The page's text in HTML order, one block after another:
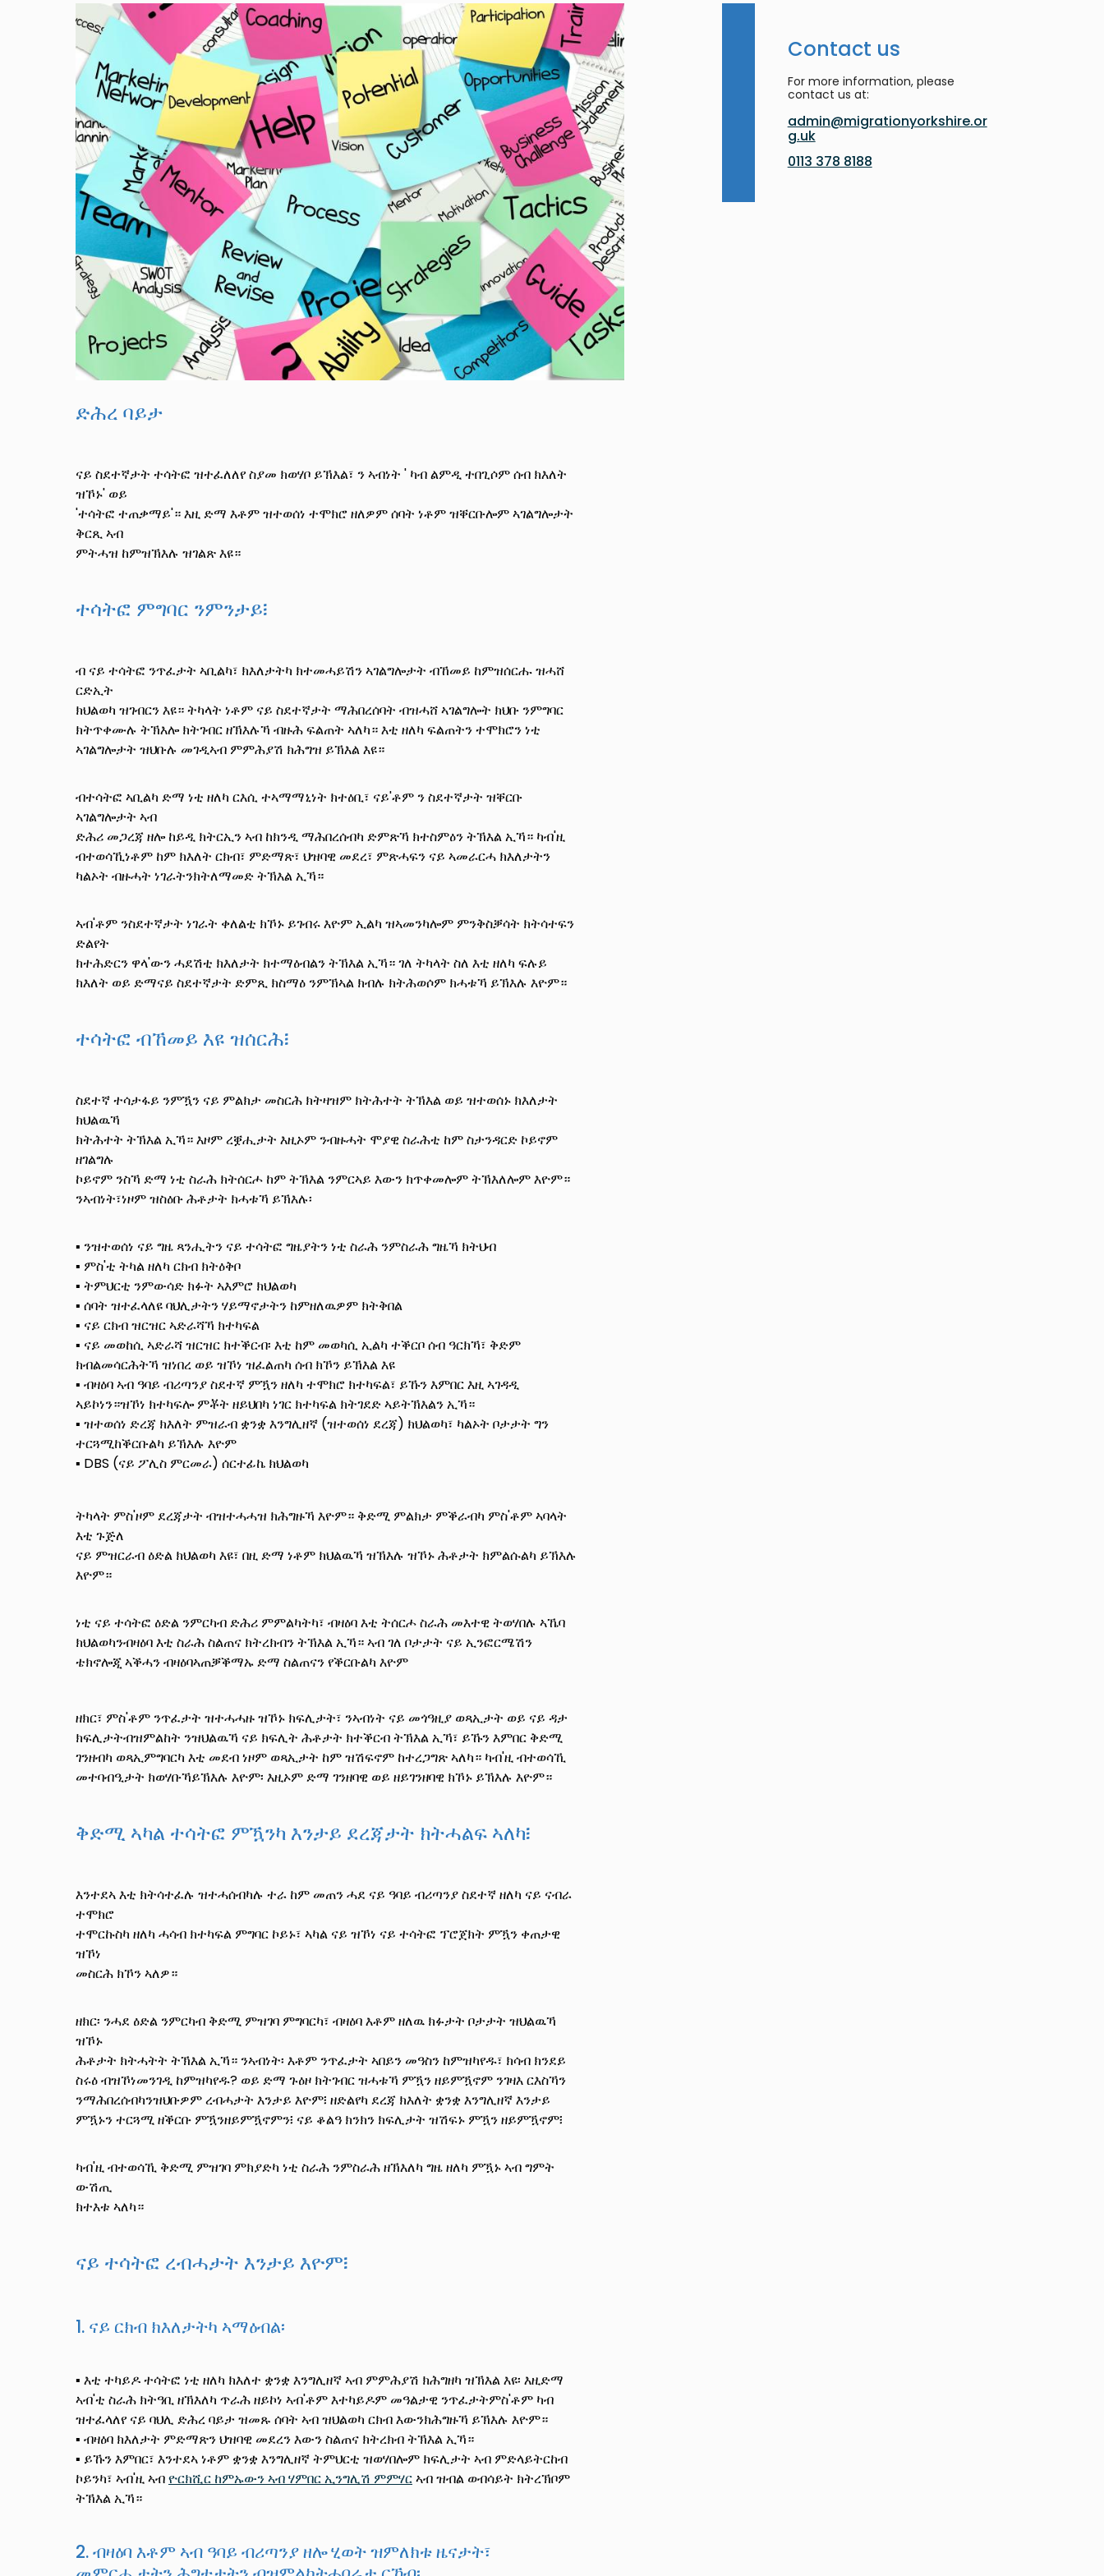
Image
ድሕረ ባይታ
ናይ ስደተኛታት ተሳትፎ ዝተፈለለየ ስያመ ክወሃቦ ይኽእል፣ ን ኣብነት ' ካብ ልምዲ ተበጊሶም ሰብ ክእለት
ዝኾኑ' ወይ
'ተሳትፎ ተጠቃማይ'። እዚ ድማ እቶም ዝተወሰነ ተሞክሮ ዘለዎም ሰባት ነቶም ዝቐርቡሎም ኣገልግሎታት
ቅርጺ ኣብ
ምትሓዝ ከምዝኽእሉ ዝገልጽ እዩ።
ተሳትፎ ምግባር ንምንታይ፧
ብ ናይ ተሳትፎ ንጥፈታት ኣቢልካ፣ ክእለታትካ ክተመሓይሽን ኣገልግሎታት ብኸመይ ከምዝሰርሑ ዝሓሸ
ርድኢት
ክህልወካ ዝገብርን እዩ። ትካላት ነቶም ናይ ስደተኛታት ማሕበረሰባት ብዝሓሸ ኣገልግሎት ክህቡ ንምግባር
ክትጥቀሙሉ ትኽእሎ ክትገብር ዘኽእሉኻ ብዙሕ ፍልጠት ኣለካ። እቲ ዘለካ ፍልጠትን ተሞክሮን ነቲ
ኣገልግሎታት ዝህቡሉ መገዲኣብ ምምሕያሽ ክሕግዝ ይኽእል እዩ።
ብተሳትፎ ኣቢልካ ድማ ነቲ ዘለካ ርእሲ ተኣማማኒነት ክተዕቢ፣ ናይ'ቶም ን ስደተኛታት ዝቐርቡ
ኣገልግሎታት ኣብ
ድሕሪ መጋረጃ ዘሎ ከይዲ ክትርኢን ኣብ ከክንዲ ማሕበረሰብካ ድምጽኻ ክተስምዕን ትኽእል ኢኻ። ካብ'ዚ
ብተወሳኺነቶም ከም ክእለት ርክብ፣ ምድማጽ፣ ህዝባዊ መደረ፣ ምጽሓፍን ናይ ኣመራርሓ ክእለታትን
ካልኦት ብዙሓት ነገራትንክትለማመድ ትኽእል ኢኻ።
ኣብ'ቶም ንስደተኛታት ነገራት ቀለልቲ ክኾኑ ይገብሩ እዮም ኢልካ ዝኣመንካሎም ምንቅስቓሳት ክትሳተፍን
ድልየት
ክተሕድርን ዋላ'ውን ሓደሽቲ ክእለታት ክተማዕብልን ትኽእል ኢኻ። ገለ ትካላት ስለ እቲ ዘለካ ፍሉይ
ክእለት ወይ ድማናይ ስደተኛታት ድምጺ ክስማዕ ንምኽኣል ክብሉ ክትሕወሶም ክሓቱኻ ይኽእሉ እዮም።
ተሳትፎ ብኸመይ እዩ ዝሰርሕ፧
ስደተኛ ተሳታፋይ ንምዃን ናይ ምልክታ መስርሕ ክትዛዝም ክትሕተት ትኽእል ወይ ዝተወሰኑ ክእለታት
ክህልዉኻ
ክትሕተት ትኽእል ኢኻ። እዞም ረቛሒታት እዚኦም ንብዙሓት ሞያዊ ስራሕቲ ከም ስታንዳርድ ኮይኖም
ዘገልግሉ
ኮይኖም ንስኻ ድማ ነቲ ስራሕ ክትሰርሖ ከም ትኽእል ንምርኣይ እውን ክጥቀመሎም ትኽእለሎም እዮም።
ንኣብነት፣ነዞም ዝስዕቡ ሕቶታት ክሓቱኻ ይኽእሉ፡
▪ ንዝተወሰነ ናይ ግዜ ጻንሒትን ናይ ተሳትፎ ግዜያትን ነቲ ስራሕ ንምስራሕ ግዜኻ ክትህብ
▪ ምስ'ቲ ትካል ዘለካ ርክብ ክትዕቅቦ
▪ ትምህርቲ ንምውሳድ ክፉት ኣእምሮ ክህልወካ
▪ ሰባት ዝተፈላለዩ ባህሊታትን ሃይማኖታትን ከምዘለዉዎም ክትቅበል
▪ ናይ ርክብ ዝርዝር ኣድራሻኻ ክተካፍል
▪ ናይ መወከሲ ኣድራሻ ዝርዝር ክተቕርብ፡ እቲ ከም መወካሲ ኢልካ ተቕርቦ ሰብ ዓርክኻ፣ ቅድም
ክብልመሳርሕትኻ ዝነበረ ወይ ዝኾነ ዝፈልጠካ ሰብ ክኾን ይኽእል እዩ
▪ ብዛዕባ ኣብ ዓባይ ብሪጣንያ ስደተኛ ምዃን ዘለካ ተሞክሮ ክተካፍል፣ ይኹን እምበር እዚ ኣገዳዲ
ኣይኮነን።ዝኾነ ክተካፍሎ ምቾት ዘይህበካ ነገር ክተካፍል ክትገደድ ኣይትኽእልን ኢኻ።
▪ ዝተወሰነ ድረጃ ክእለት ምዝራብ ቋንቋ እንግሊዘኛ (ዝተወሰነ ደረጃ) ክህልወካ፣ ካልኦት ቦታታት ግን
ተርጓሚከቕርቡልካ ይኽእሉ እዮም
▪ DBS (ናይ ፖሊስ ምርመራ) ሰርተፊኬ ክህልወካ
ትካላት ምስ'ዞም ደረጃታት ብዝተሓሓዝ ክሕግዙኻ እዮም። ቅድሚ ምልክታ ምቕራብካ ምስ'ቶም ኣባላት
እቲ ጉጅለ
ናይ ምዝርራብ ዕድል ክህልወካ እዩ፣ በዚ ድማ ነቶም ክህልዉኻ ዝኽእሉ ዝኾኑ ሕቶታት ክምልሱልካ ይኽእሉ
እዮም።
ነቲ ናይ ተሳትፎ ዕድል ንምርካብ ድሕሪ ምምልካትካ፣ ብዛዕባ እቲ ትሰርሖ ስራሕ መእተዊ ትወሃበሉ ኣኼባ
ክህልወካንብዛዕባ እቲ ስራሕ ስልጠና ክትረክብን ትኽእል ኢኻ። ኣብ ገለ ቦታታት ናይ ኢንፎርሜሽን
ቴክኖሎጂ ኣቕሓን ብዛዕባኣጠቓቕማኡ ድማ ስልጠናን የቕርቡልካ እዮም
ዘክር፣ ምስ'ቶም ንጥፈታት ዝተሓሓዙ ዝኾኑ ክፍሊታት፣ ንኣብነት ናይ መጎዓዚያ ወጻኢታት ወይ ናይ ዳታ
ክፍሊታትብዝምልከት ንዝህልዉኻ ናይ ክፍሊት ሕቶታት ክተቕርብ ትኽእል ኢኻ፣ ይኹን እምበር ቅድሚ
ገንዘብካ ወጻኢምግባርካ እቲ መደብ ነዞም ወጻኢታት ከም ዝሽፍኖም ከተረጋግጽ ኣለካ። ካብ'ዚ ብተወሳኺ
መተባብዒታት ክወሃቡኻይኽእሉ እዮም፡ እዚኦም ድማ ገንዘባዊ ወይ ዘይገንዘባዊ ክኾኑ ይኽእሉ እዮም።
ቅድሚ ኣካል ተሳትፎ ምዃንካ እንታይ ደረጃታት ክትሓልፍ ኣለካ፧
እንተደኣ እቲ ክትሳተፈሉ ዝተሓሰብካሉ ተራ ከም መጠን ሓደ ናይ ዓባይ ብሪጣንያ ስደተኛ ዘለካ ናይ ናብራ
ተሞክሮ
ተሞርኩስካ ዘለካ ሓሳብ ክተካፍል ምግባር ኮይኑ፣ ኣካል ናይ ዝኾነ ናይ ተሳትፎ ፕሮጀክት ምዃን ቀጠታዊ
ዝኾነ
መስርሕ ክኾን ኣለዎ።
ዘክር፡ ንሓደ ዕድል ንምርካብ ቅድሚ ምዝገባ ምግባርካ፣ ብዛዕባ እቶም ዘለዉ ክፉታት ቦታታት ዝህልዉኻ
ዝኾኑ
ሕቶታት ክትሓትት ትኽእል ኢኻ። ንኣብነት፡ እቶም ንጥፈታት ኣበይን መዓስን ከምዝካየዱ፣ ክሳብ ክንደይ
ስሩዕ ብዝኾነመንገዲ ከምዝካየዱ? ወይ ድማ ጉዕዞ ክትገብር ዝሓቱኻ ምዃን ዘይምዃኖም ንገዛእ ርእስኻን
ንማሕበረሰብካንዝህቡዎም ረብሓታት እንታይ እዮም፧ ዘድልየካ ደረጃ ክእለት ቋንቋ እንግሊዘኛ እንታይ
ምዃኑን ተርጓሚ ዘቕርቡ ምዃንዘይምዃኖምን፧ ናይ ቆልዓ ክንክን ክፍሊታት ዝሽፍኑ ምዃን ዘይምዃኖም፧
ካብ'ዚ ብተወሳኺ ቅድሚ ምዝገባ ምክያድካ ነቲ ስራሕ ንምስራሕ ዘኽእለካ ግዜ ዘለካ ምዃኑ ኣብ ግምት
ውሽጢ
ክተእቱ ኣለካ።
ናይ ተሳትፎ ረብሓታት እንታይ እዮም፧
1. ናይ ርክብ ክእለታትካ ኣማዕብል፡
▪ እቲ ተካይዶ ተሳትፎ ነቲ ዘለካ ክእለተ ቋንቋ እንግሊዘኛ ኣብ ምምሕያሽ ክሕግዘካ ዝኽእል እዩ፡ እዚድማ
ኣብ'ቲ ስራሕ ክትዓቢ ዘኽእለካ ጥራሕ ዘይኮነ ኣብ'ቶም እተካይዶም መዓልታዊ ንጥፈታትምስ'ቶም ካብ
ዝተፈላለየ ናይ ባህሊ ድሕረ ባይታ ዝመጹ ሰባት ኣብ ዝህልወካ ርክብ እውንክሕግዙኻ ይኽእሉ እዮም።
▪ ብዛዕባ ክእለታት ምድማጽን ህዝባዊ መደረን እውን ስልጠና ክትረክብ ትኽእል ኢኻ።
▪ ይኹን እምበር፣ እንተደኣ ነቶም ቋንቋ እንግሊዘኛ ትምህርቲ ዝወሃበሎም ክፍሊታት ኣብ ምድላይትርከብ
ኮይንካ፣ ኣብ'ዚ ኣብዮርክሺር ከምኡውን ኣብ ሃምበር ኢንግሊሽ ምምሃርኣብ ዝብል ወብሳይት ክትረኽቦም
ትኽእል ኢኻ።
2. ብዛዕባ እቶም ኣብ ዓባይ ብሪጣንያ ዘሎ ሂወት ዝምለክቱ ዜናታት፣
Contact us
For more information, please
contact us at:
admin@migrationyorkshire.or
g.uk
0113 378 8188